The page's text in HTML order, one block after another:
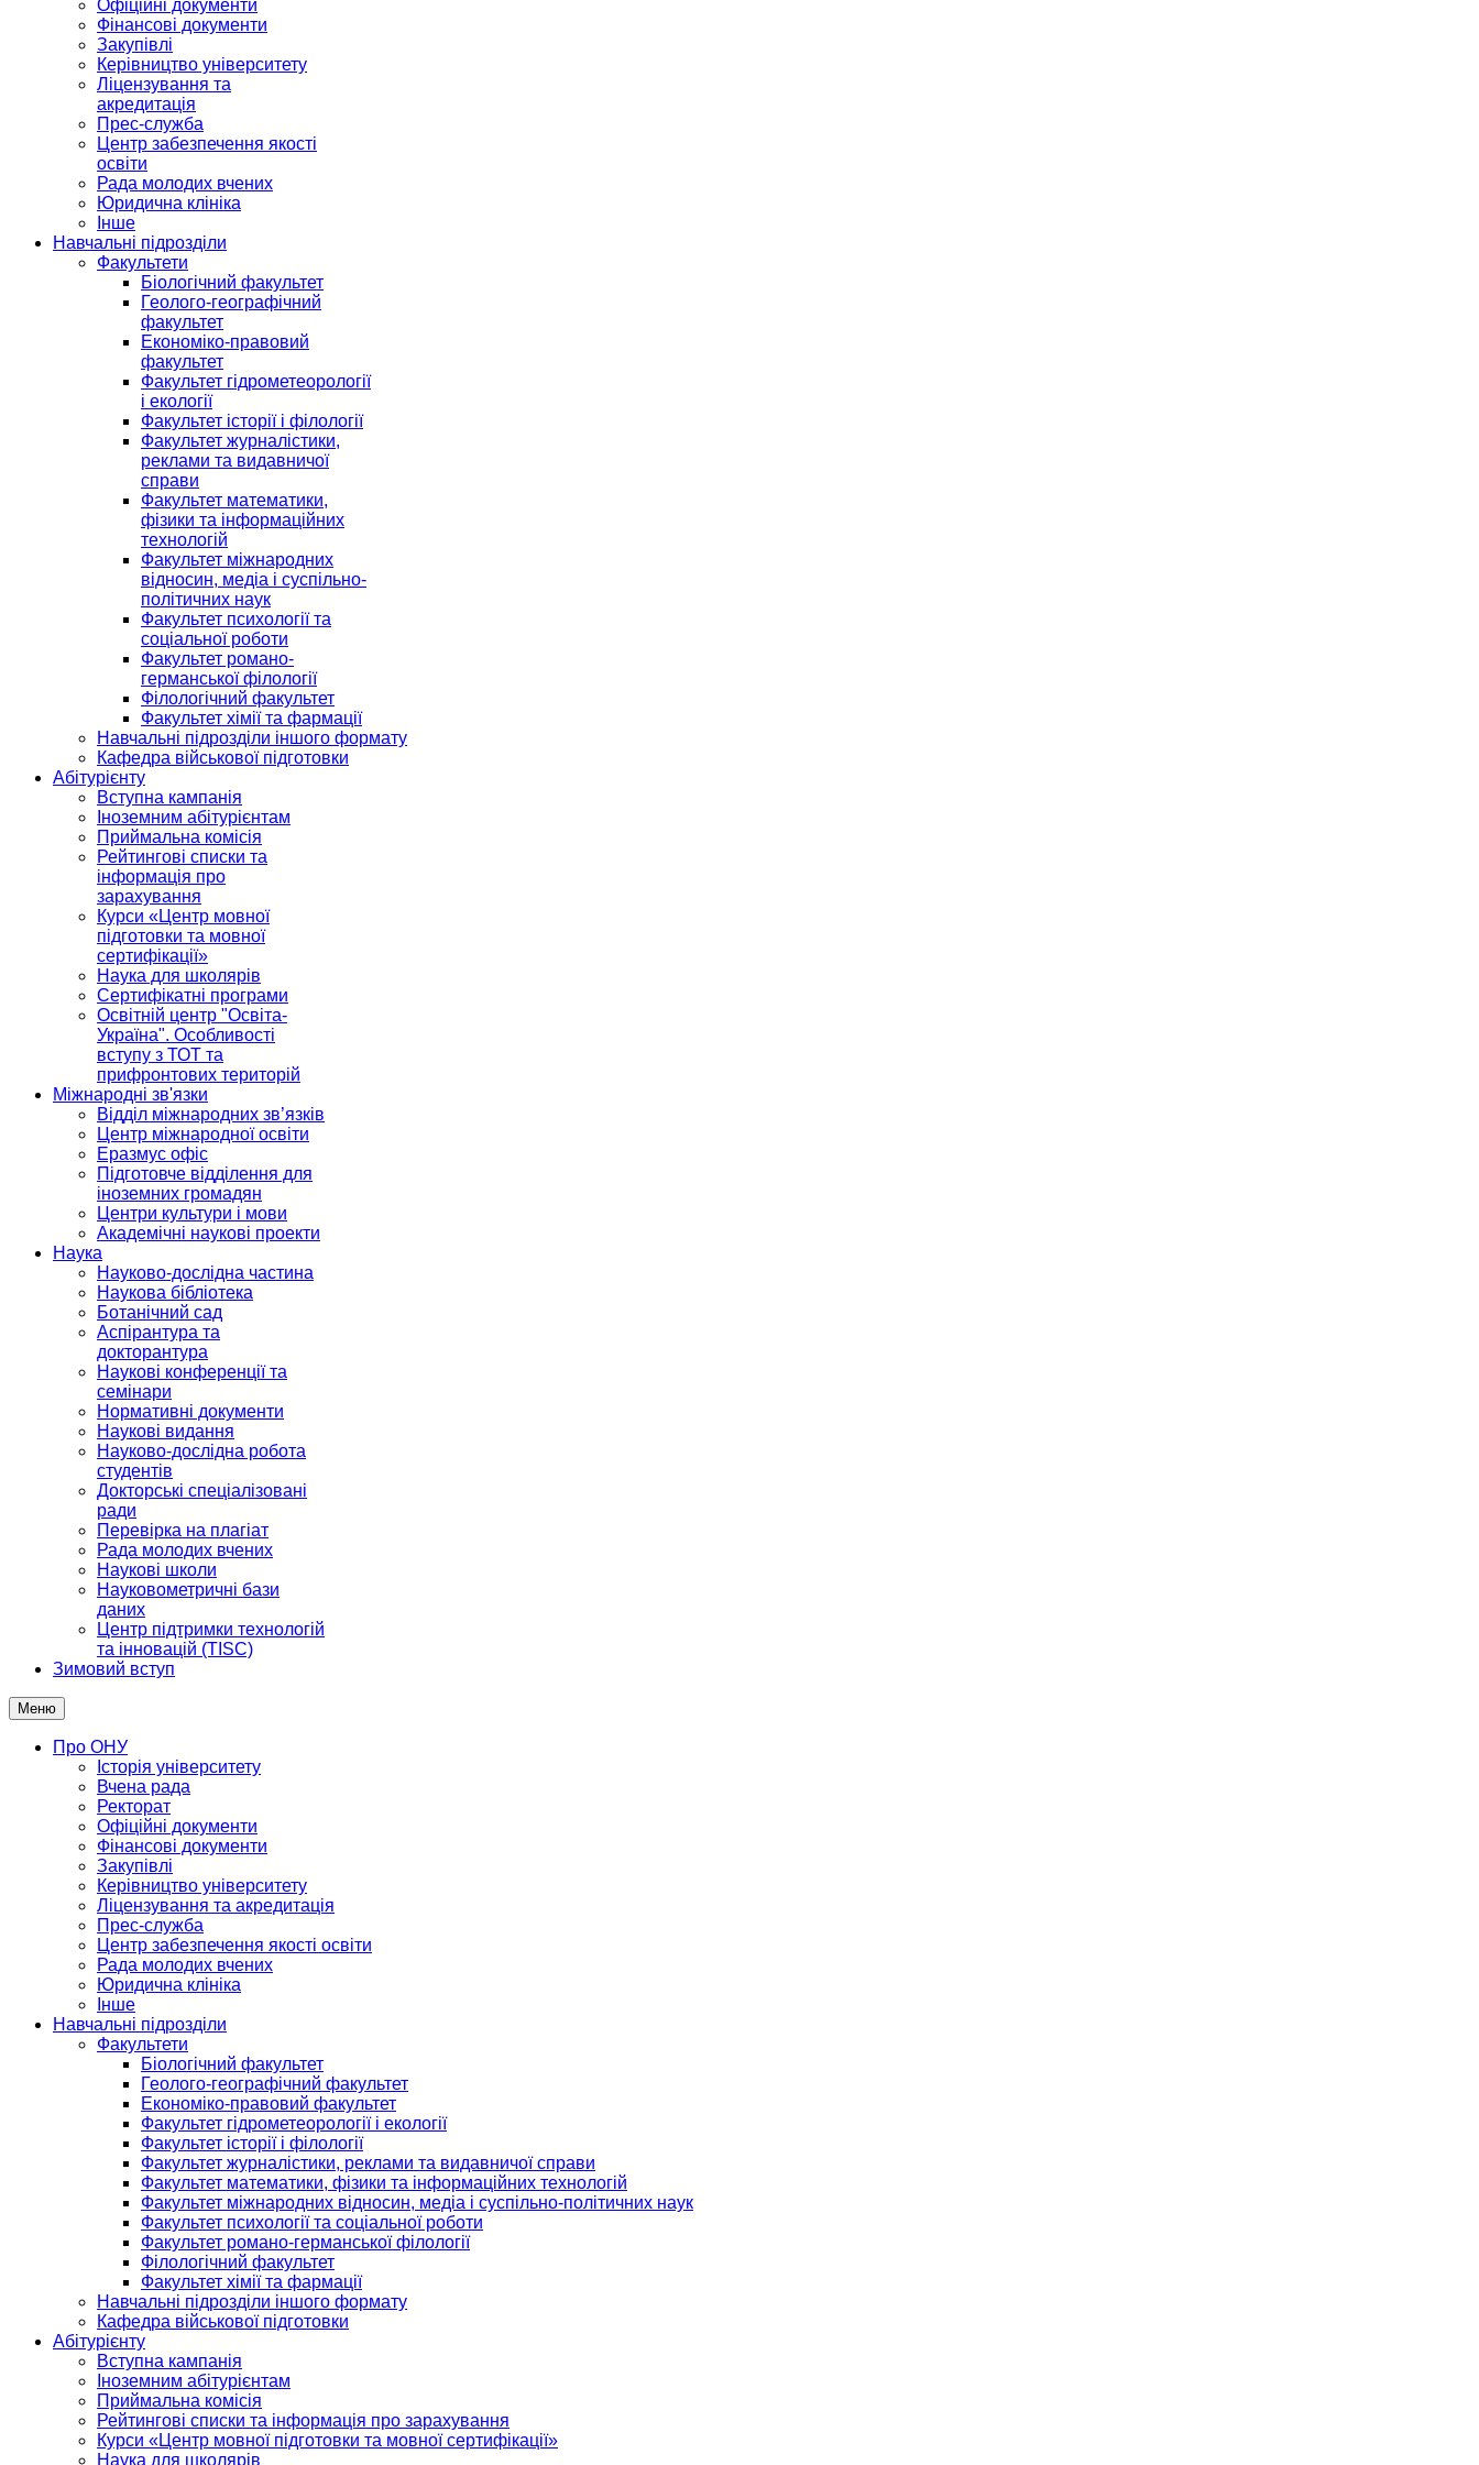
Офіційні документи
Фінансові документи
Закупівлі
Керівництво університету
Ліцензування та
акредитація
Прес-служба
Центр забезпечення якості
освіти
Рада молодих вчених
Юридична клініка
Інше
Навчальні підрозділи
Факультети
Біологічний факультет
Геолого-географічний
факультет
Економіко-правовий
факультет
Факультет гідрометеорології
і екології
Факультет історії і філології
Факультет журналістики,
реклами та видавничої
справи
Факультет математики,
фізики та інформаційних
технологій
Факультет міжнародних
відносин, медіа і суспільно-
політичних наук
Факультет психології та
соціальної роботи
Факультет романо-
германської філології
Філологічний факультет
Факультет хімії та фармації
Навчальні підрозділи іншого формату
Кафедра військової підготовки
Абітурієнту
Вступна кампанія
Іноземним абітурієнтам
Приймальна комісія
Рейтингові списки та
інформація про
зарахування
Курси «Центр мовної
підготовки та мовної
сертифікації»
Наука для школярів
Сертифікатні програми
Освітній центр "Освіта-
Україна". Особливості
вступу з ТОТ та
прифронтових територій
Міжнародні зв'язки
Відділ міжнародних зв’язків
Центр міжнародної освіти
Еразмус офіс
Підготовче відділення для
іноземних громадян
Центри культури і мови
Академічні наукові проекти
Наука
Науково-дослідна частина
Наукова бібліотека
Ботанічний сад
Аспірантура та
докторантура
Наукові конференції та
семінари
Нормативні документи
Наукові видання
Науково-дослідна робота
студентів
Докторські спеціалізовані
ради
Перевірка на плагіат
Рада молодих вчених
Наукові школи
Науковометричні бази
даних
Центр підтримки технологій
та інновацій (TISC)
Зимовий вступ
Меню
Про ОНУ
Історія університету
Вчена рада
Ректорат
Офіційні документи
Фінансові документи
Закупівлі
Керівництво університету
Ліцензування та акредитація
Прес-служба
Центр забезпечення якості освіти
Рада молодих вчених
Юридична клініка
Інше
Навчальні підрозділи
Факультети
Біологічний факультет
Геолого-географічний факультет
Економіко-правовий факультет
Факультет гідрометеорології і екології
Факультет історії і філології
Факультет журналістики, реклами та видавничої справи
Факультет математики, фізики та інформаційних технологій
Факультет міжнародних відносин, медіа і суспільно-політичних наук
Факультет психології та соціальної роботи
Факультет романо-германської філології
Філологічний факультет
Факультет хімії та фармації
Навчальні підрозділи іншого формату
Кафедра військової підготовки
Абітурієнту
Вступна кампанія
Іноземним абітурієнтам
Приймальна комісія
Рейтингові списки та інформація про зарахування
Курси «Центр мовної підготовки та мовної сертифікації»
Наука для школярів